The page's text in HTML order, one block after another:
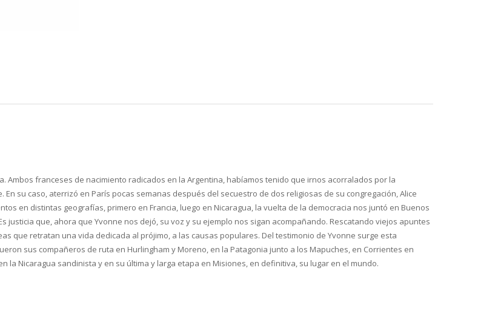
Ambos franceses de nacimiento radicados en la Argentina, habíamos tenido que irnos acorralados por la
su caso, aterrizó en París pocas semanas después del secuestro de dos religiosas de su congregación, Alice
en distintas geografías, primero en Francia, luego en Nicaragua, la vuelta de la democracia nos juntó en Buenos
justicia que, ahora que Yvonne nos dejó, su voz y su ejemplo nos sigan acompañando. Rescatando viejos apuntes
que retratan una vida dedicada al prójimo, a las causas populares. Del testimonio de Yvonne surge esta
sus compañeros de ruta en Hurlingham y Moreno, en la Patagonia junto a los Mapuches, en Corrientes en
la Nicaragua sandinista y en su última y larga etapa en Misiones, en definitiva, su lugar en el mundo.